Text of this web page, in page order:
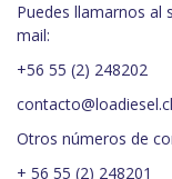
Puedes llamarnos al
mail:
+56 55 (2) 248202
contacto@loadiesel.cl
Otros números de
+ 56 55 (2) 248201